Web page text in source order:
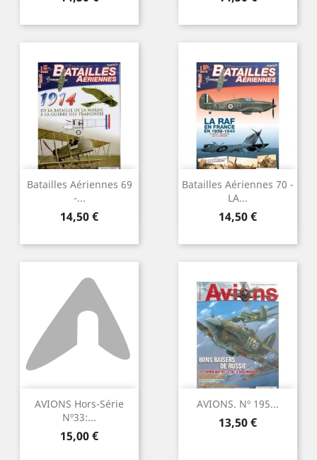
Batailles Aériennes 69
-...
Precio
14,50 €
Batailles Aériennes 70 -
LA...
Precio
14,50 €
AVIONS Hors-Série
Nº33:...
Precio
15,00 €
AVIONS. Nº 195...
Precio
13,50 €